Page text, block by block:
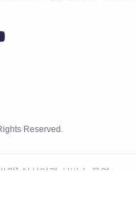
Reserved.
위] 여신티켓 서비스 운영